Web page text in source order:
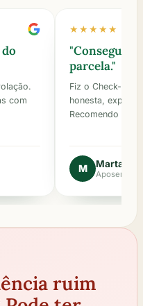
com
★★★★★
"Consegui
parcela."
Fiz o Check-Up
honesta,
Recomendo
M Marta S.
Aposentada
ruim